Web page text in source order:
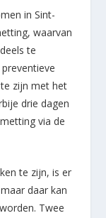
in Sint-
waarvan
te
zijn met het
drie dagen
via de
te zijn, is er
daar kan
Twee